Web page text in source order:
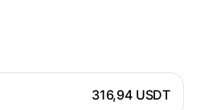
316,94 USDT